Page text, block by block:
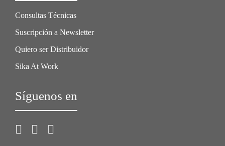
Consultas Técnicas
Suscripción a Newsletter
Quiero ser Distribuidor
Sika At Work
Síguenos en